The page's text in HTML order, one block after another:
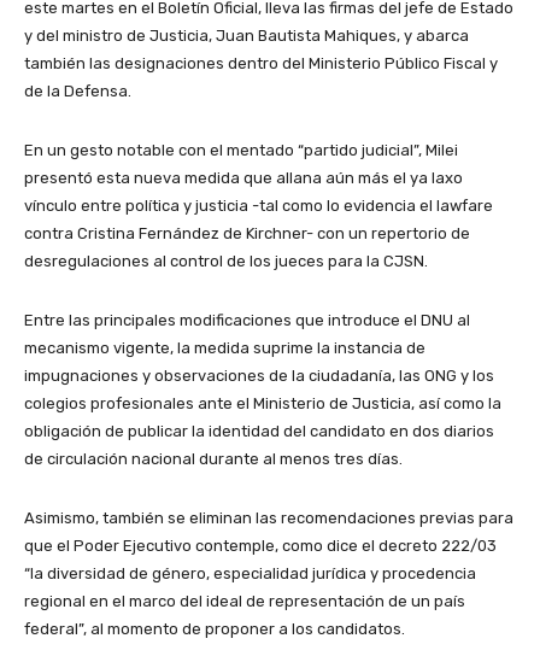
este martes en el Boletín Oficial, lleva las firmas del jefe de Estado
y del ministro de Justicia, Juan Bautista Mahiques, y abarca
también las designaciones dentro del Ministerio Público Fiscal y
de la Defensa.
En un gesto notable con el mentado “partido judicial”, Milei
presentó esta nueva medida que allana aún más el ya laxo
vínculo entre política y justicia -tal como lo evidencia el lawfare
contra Cristina Fernández de Kirchner- con un repertorio de
desregulaciones al control de los jueces para la CJSN.
Entre las principales modificaciones que introduce el DNU al
mecanismo vigente, la medida suprime la instancia de
impugnaciones y observaciones de la ciudadanía, las ONG y los
colegios profesionales ante el Ministerio de Justicia, así como la
obligación de publicar la identidad del candidato en dos diarios
de circulación nacional durante al menos tres días.
Asimismo, también se eliminan las recomendaciones previas para
que el Poder Ejecutivo contemple, como dice el decreto 222/03
“la diversidad de género, especialidad jurídica y procedencia
regional en el marco del ideal de representación de un país
federal”, al momento de proponer a los candidatos.